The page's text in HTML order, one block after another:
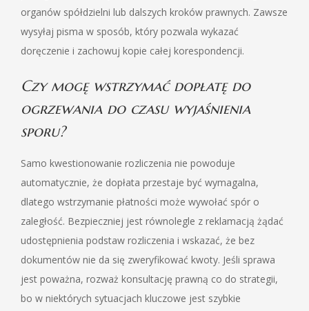
organów spółdzielni lub dalszych kroków prawnych. Zawsze
wysyłaj pisma w sposób, który pozwala wykazać
doręczenie i zachowuj kopie całej korespondencji.
Czy mogę wstrzymać dopłatę do
ogrzewania do czasu wyjaśnienia
sporu?
Samo kwestionowanie rozliczenia nie powoduje
automatycznie, że dopłata przestaje być wymagalna,
dlatego wstrzymanie płatności może wywołać spór o
zaległość. Bezpieczniej jest równolegle z reklamacją żądać
udostępnienia podstaw rozliczenia i wskazać, że bez
dokumentów nie da się zweryfikować kwoty. Jeśli sprawa
jest poważna, rozważ konsultację prawną co do strategii,
bo w niektórych sytuacjach kluczowe jest szybkie